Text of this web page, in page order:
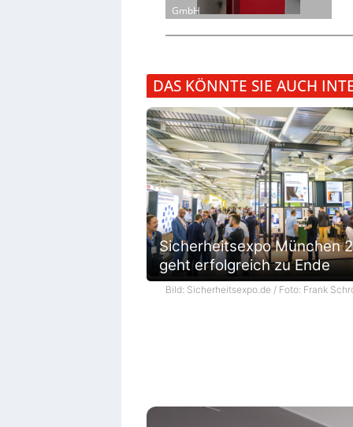
GmbH
DAS KÖNNTE SIE AUCH
Sicherheitsexpo München
geht erfolgreich zu Ende
Bild: Sicherheitsexpo.de / Foto: Frank